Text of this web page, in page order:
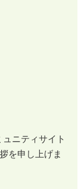
ニティサイト
を申し上げま